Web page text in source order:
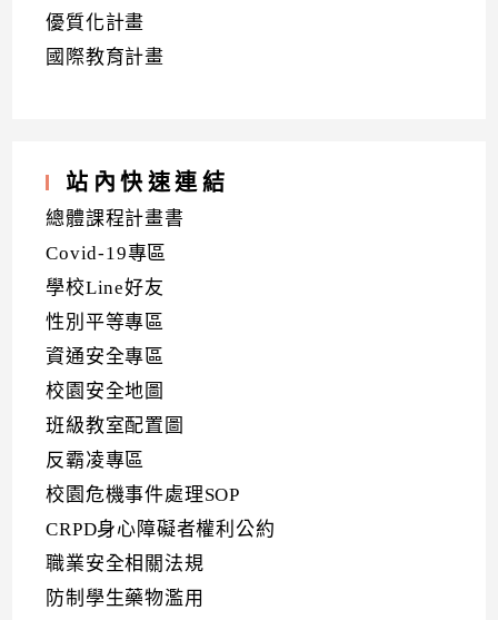
優質化計畫
國際教育計畫
站內快速連結
總體課程計畫書
Covid-19專區
學校Line好友
性別平等專區
資通安全專區
校園安全地圖
班級教室配置圖
反霸凌專區
校園危機事件處理SOP
CRPD身心障礙者權利公約
職業安全相關法規
防制學生藥物濫用